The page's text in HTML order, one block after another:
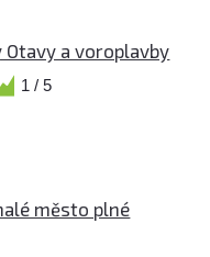
Otavy a voroplavby
1 / 5
město plné